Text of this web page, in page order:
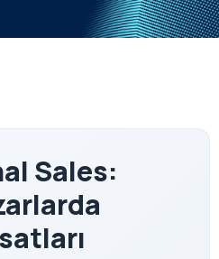
Sales: